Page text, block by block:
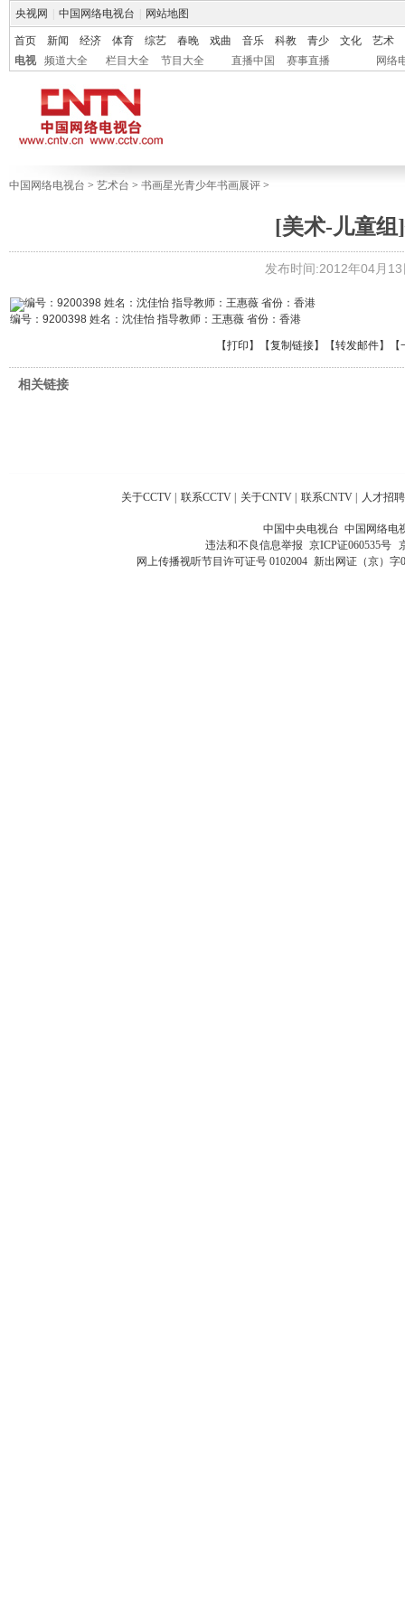
央视网 中国网络电视台 网站地图
首页 新闻 经济 体育 综艺 春晚 戏曲 音乐 科教 青少 文化
艺术
电视
频道大全 栏目大全 节目大全 直播中国 赛事直播 网络
中国网络电视台 > 艺术台 > 书画星光青少年书画展评 >
[美术-儿童组
发布时间:2012年04月
编号：9200398 姓名：沈佳怡 指导教师：王惠薇 省份：香港
【打印 】【复制链接】【转发邮件】
相关链接
关于CCTV 联系CCTV 关于CNTV 联系CNTV 人才招聘
中国中央电视台 中国网络电
违法和不良信息举报 京ICP证060535号
网上传播视听节目许可证号 0102004 新出网证（京）